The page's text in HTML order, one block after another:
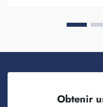
Obtenir